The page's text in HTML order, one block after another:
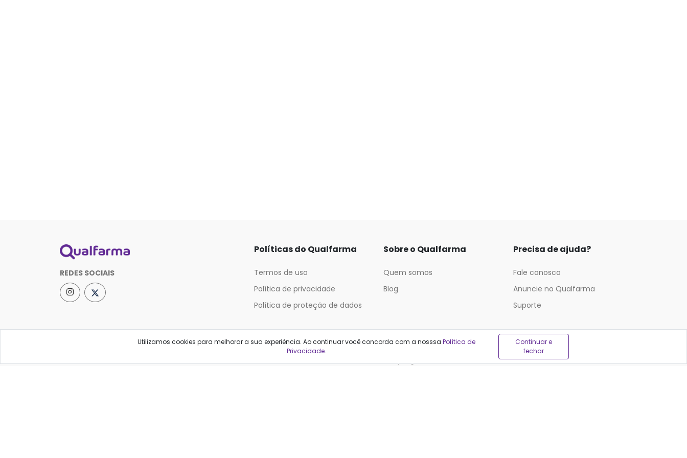
REDES SOCIAIS
Políticas do Qualfarma
Termos de uso
Política de privacidade
Política de proteção de dados
Sobre o Qualfarma
Quem somos
Blog
Precisa de ajuda?
Fale conosco
Anuncie no Qualfarma
Suporte
Categorias
Utilizamos cookies para melhorar a sua experiência. Ao continuar você concorda com a nosssa Política de
Privacidade.
Continuar e
fechar